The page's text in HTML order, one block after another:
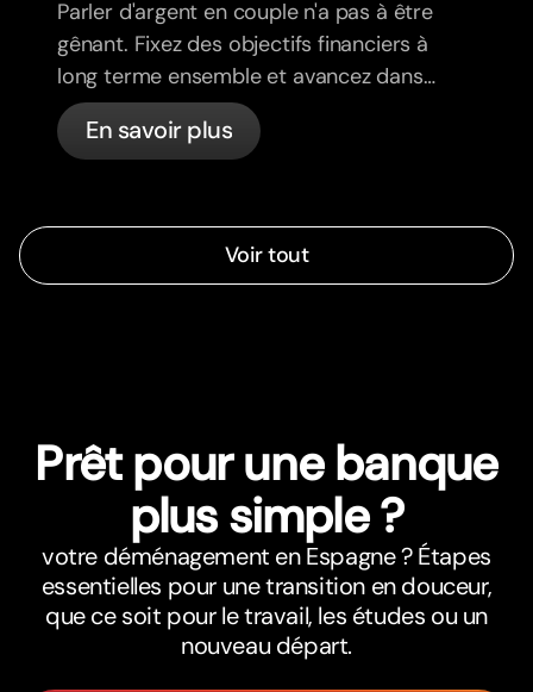
Parler d'argent en couple n'a pas à être
gênant. Fixez des objectifs financiers à
long terme ensemble et avancez dans
la même direction.
En savoir plus
Voir tout
Prêt pour une banque
plus simple ?
votre déménagement en Espagne ? Étapes
essentielles pour une transition en douceur,
que ce soit pour le travail, les études ou un
nouveau départ.